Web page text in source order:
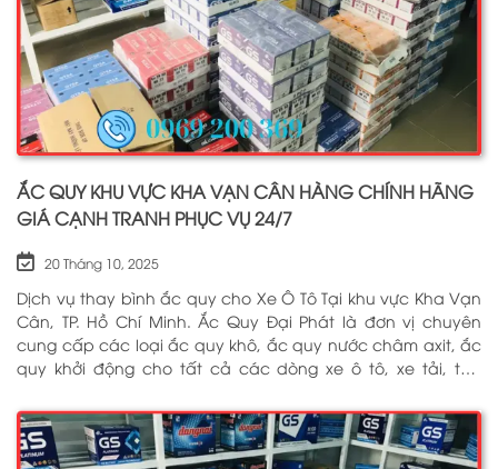
ẮC QUY KHU VỰC KHA VẠN CÂN HÀNG CHÍNH HÃNG
GIÁ CẠNH TRANH PHỤC VỤ 24/7
20 Tháng 10, 2025
Dịch vụ thay bình ắc quy cho Xe Ô Tô Tại khu vực Kha Vạn
Cân, TP. Hồ Chí Minh. Ắc Quy Đại Phát là đơn vị chuyên
cung cấp các loại ắc quy khô, ắc quy nước châm axit, ắc
quy khởi động cho tất cả các dòng xe ô tô, xe tải, tàu
hiệu như: GS, ĐỒNG NAI, VARTA, DELKOR, SOLITE, ENIMAC,
BOSCH, ROCKET. Tell: 0969 200 369